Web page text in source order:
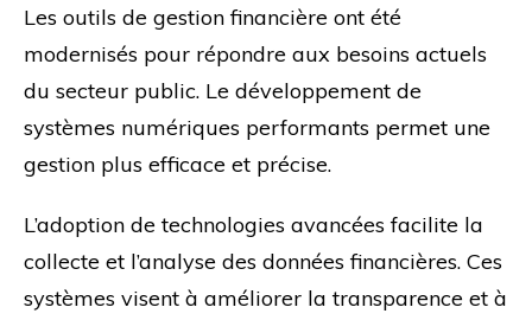
Les outils de gestion financière ont été
modernisés pour répondre aux besoins actuels
du secteur public. Le développement de
systèmes numériques performants permet une
gestion plus efficace et précise.
L’adoption de technologies avancées facilite la
collecte et l’analyse des données financières. Ces
systèmes visent à améliorer la transparence et à